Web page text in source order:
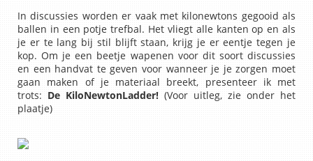
In discussies worden er vaak met kilonewtons gegooid als
ballen in een potje trefbal. Het vliegt alle kanten op en als
je er te lang bij stil blijft staan, krijg je er eentje tegen je
kop. Om je een beetje wapenen voor dit soort discussies
en een handvat te geven voor wanneer je je zorgen moet
gaan maken of je materiaal breekt, presenteer ik met
trots: De KiloNewtonLadder! (Voor uitleg, zie onder het
plaatje)